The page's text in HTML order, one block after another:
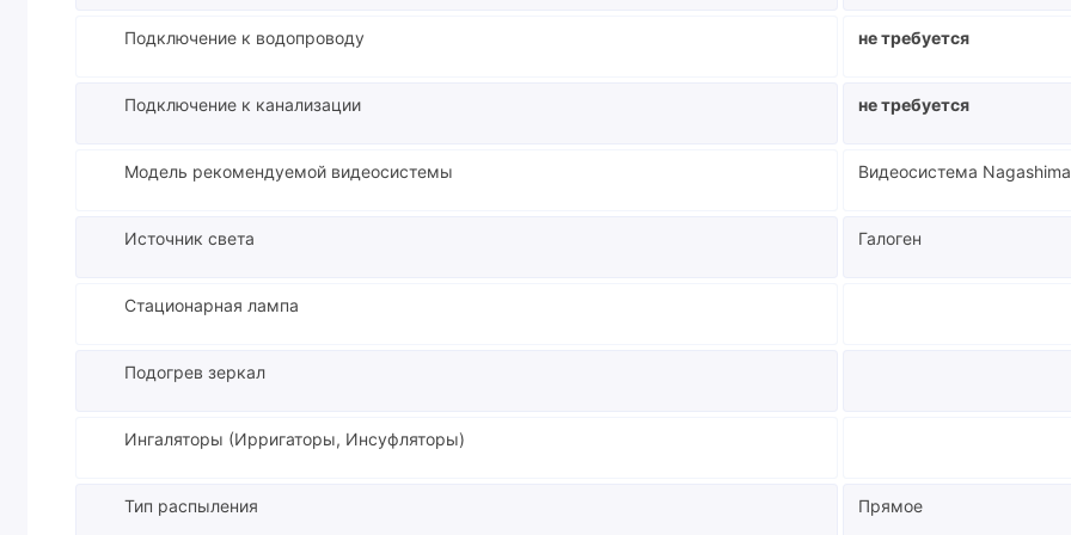
Подключение к водопроводу не требуется
Подключение к канализации не требуется
Модель рекомендуемой видеосистемы Видеосистема Nagashima
Источник света Галоген
Стационарная лампа
Подогрев зеркал
Ингаляторы (Ирригаторы, Инсуфляторы)
Тип распыления Прямое